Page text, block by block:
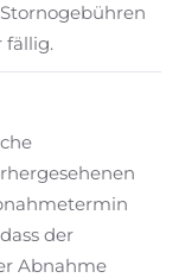
fällig.
der
Abnahme